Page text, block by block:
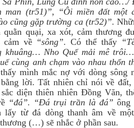
man (tr51)”, “Ôi miền đất một
cũng gặp trường ca (tr52)”.
quằn quại, xa xót, cảm thương
cảm về “sông”. Có thể thấy
khuâng… Nho Quế mải mê
cùng anh chạm vào nhau thổn
mình mắc nợ với dòng sông
lời. Tất nhiên chỉ nói về đất,
diện thiên nhiên Đồng Văn,
“đá”. “Đá trụi trần là đá”
lấy từ đá dòng thanh âm về
(…) sẽ nhắc ở phần sau.